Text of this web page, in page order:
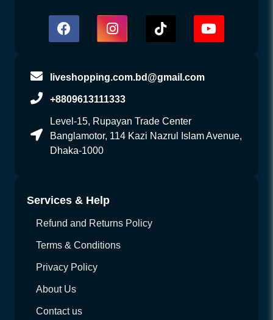
liveshopping.com.bd@gmail.com
+8809613111333
Level-15, Rupayan Trade Center
Banglamotor, 114 Kazi Nazrul Islam Avenue,
Dhaka-1000
Services & Help
Refund and Returns Policy
Terms & Conditions
Privacy Policy
About Us
Contact us